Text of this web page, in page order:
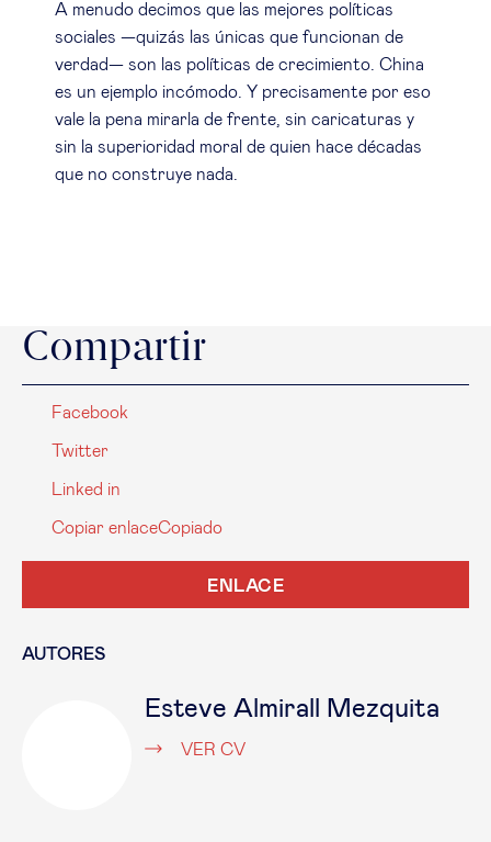
A menudo decimos que las mejores políticas
sociales —quizás las únicas que funcionan de
verdad— son las políticas de crecimiento. China
es un ejemplo incómodo. Y precisamente por eso
vale la pena mirarla de frente, sin caricaturas y
sin la superioridad moral de quien hace décadas
que no construye nada.
Compartir
Facebook
Twitter
Linked in
Copiar enlaceCopiado
ENLACE
AUTORES
Esteve Almirall Mezquita
VER CV